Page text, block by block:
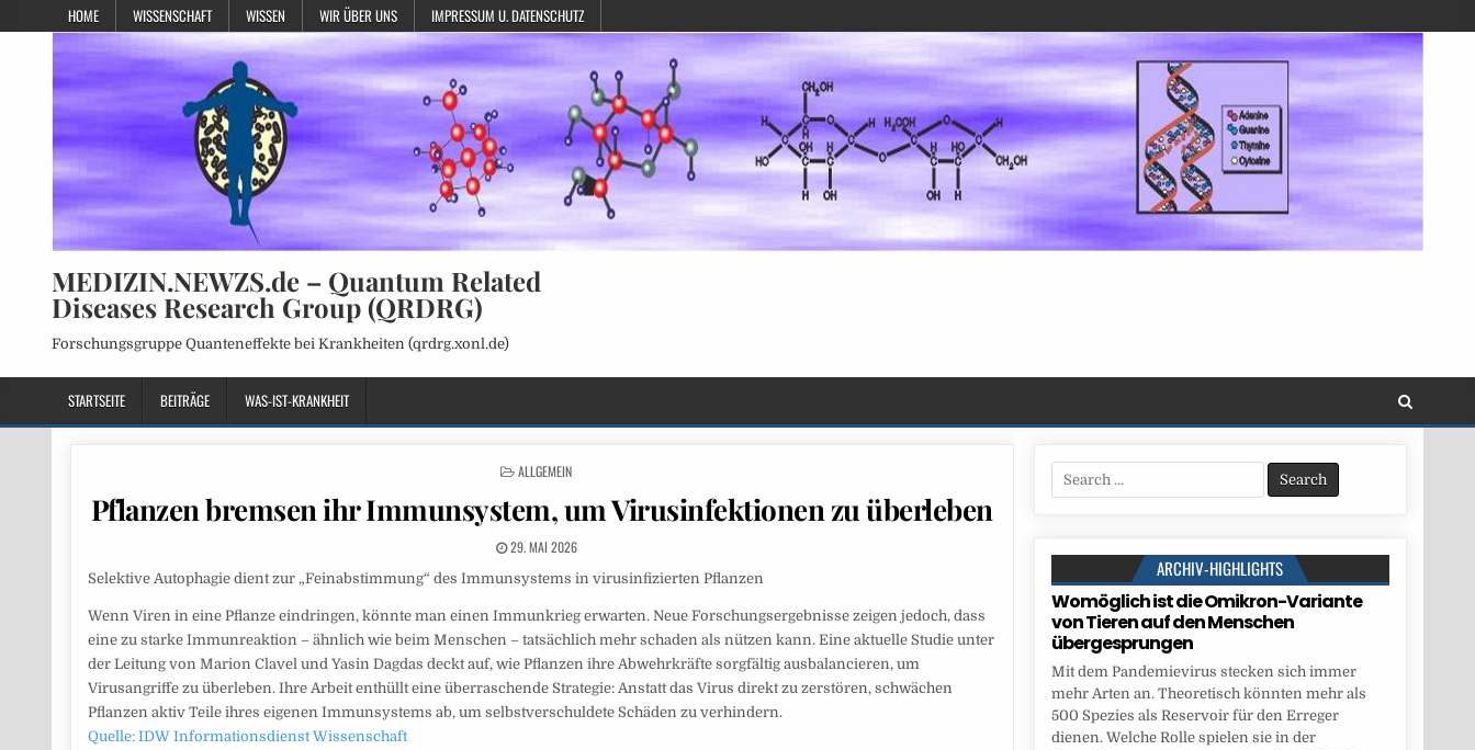
HOME WISSENSCHAFT WISSEN WIR ÜBER UNS IMPRESSUM U. DATENSCHUTZ
MEDIZIN.NEWZS.de – Quantum Related
Diseases Research Group (QRDRG)
Forschungsgruppe Quanteneffekte bei Krankheiten (qrdrg.xonl.de)
STARTSEITE BEITRÄGE WAS-IST-KRANKHEIT
POSTED
ALLGEMEIN
Pflanzen bremsen ihr Immunsystem, um Virusinfektionen zu überleben
29. MAI 2026
Selektive Autophagie dient zur „Feinabstimmung“ des Immunsystems in virusinfizierten Pflanzen
Wenn Viren in eine Pflanze eindringen, könnte man einen Immunkrieg erwarten. Neue Forschungsergebnisse zeigen jedoch, dass
eine zu starke Immunreaktion – ähnlich wie beim Menschen – tatsächlich mehr schaden als nützen kann. Eine aktuelle Studie unter
der Leitung von Marion Clavel und Yasin Dagdas deckt auf, wie Pflanzen ihre Abwehrkräfte sorgfältig ausbalancieren, um
Virusangriffe zu überleben. Ihre Arbeit enthüllt eine überraschende Strategie: Anstatt das Virus direkt zu zerstören, schwächen
Pflanzen aktiv Teile ihres eigenen Immunsystems ab, um selbstverschuldete Schäden zu verhindern.
Quelle: IDW Informationsdienst Wissenschaft
Search
for:
ARCHIV-HIGHLIGHTS
Womöglich ist die Omikron-Variante
von Tieren auf den Menschen
übergesprungen
Mit dem Pandemievirus stecken sich immer
mehr Arten an. Theoretisch könnten mehr als
500 Spezies als Reservoir für den Erreger
dienen. Welche Rolle spielen sie in der